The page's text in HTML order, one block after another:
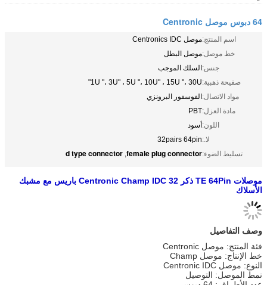
64 دبوس موصل Centronic
اسم المنتج:موصل Centronics IDC
خط موصل:موصل البطل
جنس:السلك الموجب
صفيحة ذهبية:1U "، 3U" ، 5U "، 10U" ، 15U "، 30U"
مواد الاتصال:الفوسفور البرونزي
مادة العزل:PBT
اللون:أسود
لا.:32pairs 64pin
تسليط الضوء:female plug connector
,
d type connector
موصلات TE 64Pin ذكر Centronic Champ IDC 32 باريس مع مشبك
الأسلاك
وصف التفاصيل
فئة المنتج: موصل Centronic
خط الإنتاج: موصل Champ
النوع: موصل Centronic IDC
نمط الموصل: التوصيل